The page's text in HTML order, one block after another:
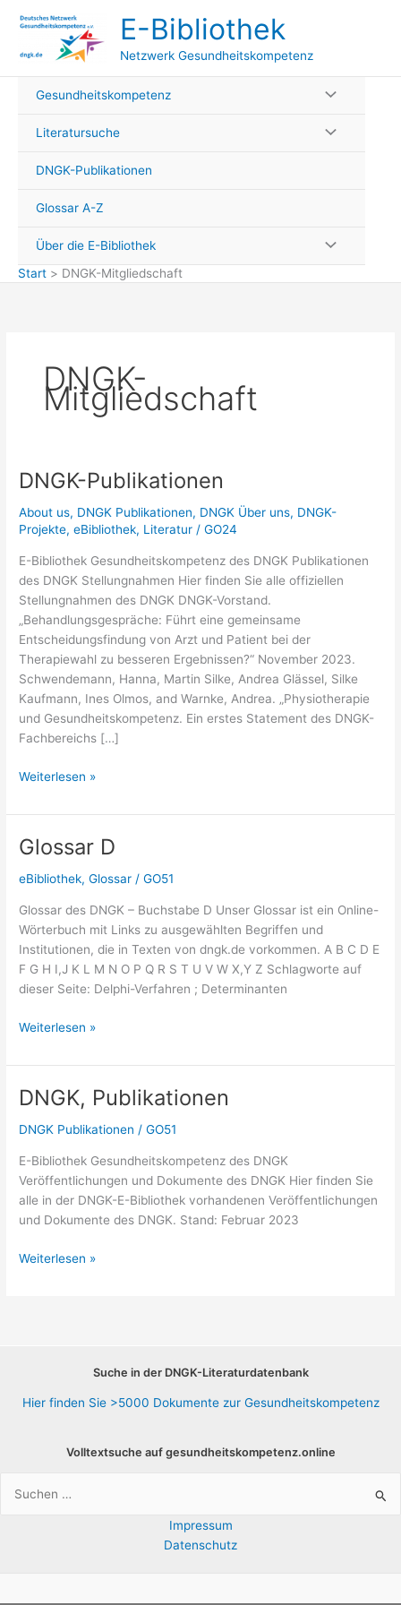
Inhalt
E-Bibliothek
Netzwerk Gesundheitskompetenz
Gesundheitskompetenz
Literatursuche
DNGK-Publikationen
Glossar A-Z
Über die E-Bibliothek
Start
DNGK-Mitgliedschaft
DNGK-
Mitgliedschaft
DNGK-Publikationen
About us, DNGK Publikationen, DNGK Über uns, DNGK-
Projekte,eBibliothek, Literatur /GO24
E-Bibliothek Gesundheitskompetenz des DNGK Publikationen
des DNGK Stellungnahmen Hier finden Sie alle offiziellen
Stellungnahmen des DNGK DNGK-Vorstand.
„Behandlungsgespräche: Führt eine gemeinsame
Entscheidungsfindung von Arzt und Patient bei der
Therapiewahl zu besseren Ergebnissen?“ November 2023.
Schwendemann, Hanna, Martin Silke, Andrea Glässel, Silke
Kaufmann, Ines Olmos, and Warnke, Andrea. „Physiotherapie
und Gesundheitskompetenz. Ein erstes Statement des DNGK-
Fachbereichs […]
DNGK-
Weiterlesen »
Glossar D
eBibliothek,Glossar /GO51
Glossar des DNGK – Buchstabe D Unser Glossar ist ein Online-
Wörterbuch mit Links zu ausgewählten Begriffen und
Institutionen, die in Texten von dngk.de vorkommen. A B C D E
F G H I,J K L M N O P Q R S T U V W X,Y Z Schlagworte auf
dieser Seite: Delphi-Verfahren ; Determinanten
Glossar
Weiterlesen »
DNGK, Publikationen
DNGK Publikationen /GO51
E-Bibliothek Gesundheitskompetenz des DNGK
Veröffentlichungen und Dokumente des DNGK Hier finden Sie
alle in der DNGK-E-Bibliothek vorhandenen Veröffentlichungen
und Dokumente des DNGK. Stand: Februar 2023
DNGK,
Weiterlesen »
Suche in der DNGK-Literaturdatenbank
Hier finden Sie >5000 Dokumente zur Gesundheitskompetenz
Volltextsuche auf gesundheitskompetenz.online
nach:
Impressum
Datenschutz